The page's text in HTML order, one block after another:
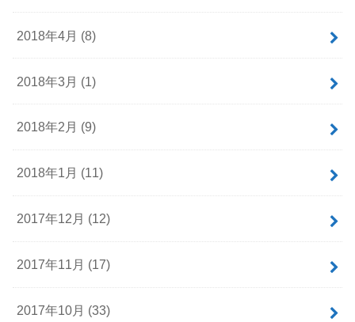
2018年4月 (8)
2018年3月 (1)
2018年2月 (9)
2018年1月 (11)
2017年12月 (12)
2017年11月 (17)
2017年10月 (33)